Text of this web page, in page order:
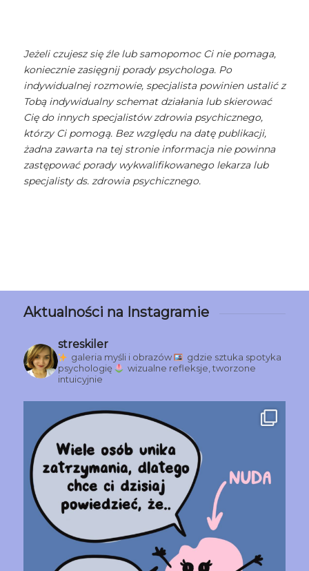
Jeżeli czujesz się źle lub samopomoc Ci nie pomaga,
koniecznie zasięgnij porady psychologa. Po
indywidualnej rozmowie, specjalista powinien ustalić z
Tobą indywidualny schemat działania lub skierować
Cię do innych specjalistów zdrowia psychicznego,
którzy Ci pomogą. Bez względu na datę publikacji,
żadna zawarta na tej stronie informacja nie powinna
zastępować porady wykwalifikowanego lekarza lub
specjalisty ds. zdrowia psychicznego.
Aktualności na Instagramie
streskiler
galeria myśli i obrazów
gdzie sztuka spotyka
psychologię
wizualne refleksje, tworzone
intuicyjnie